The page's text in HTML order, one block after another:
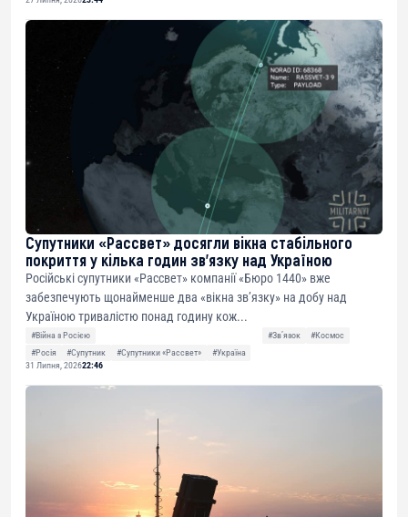
Супутники «Рассвет» досягли вікна стабільного
покриття у кілька годин зв’язку над Україною
Російські супутники «Рассвет» компанії «Бюро 1440» вже
забезпечують щонайменше два «вікна зв’язку» на добу над
Україною тривалістю понад годину кож...
#Війна з Росією #Звʼязок
#Космос
#Росія
#Супутник #Супутники «Рассвет»
#Україна
31 Липня, 202622:46